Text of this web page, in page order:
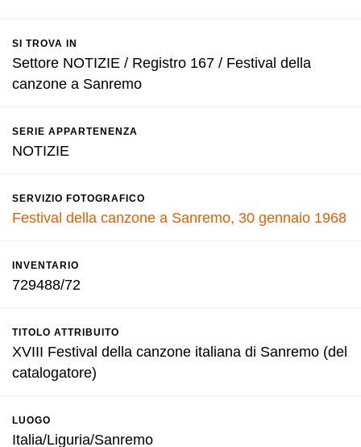
SI TROVA IN
Settore NOTIZIE / Registro 167 / Festival della
canzone a Sanremo
SERIE APPARTENENZA
NOTIZIE
SERVIZIO FOTOGRAFICO
Festival della canzone a Sanremo, 30 gennaio 1968
INVENTARIO
729488/72
TITOLO ATTRIBUITO
XVIII Festival della canzone italiana di Sanremo (del
catalogatore)
LUOGO
Italia/Liguria/Sanremo